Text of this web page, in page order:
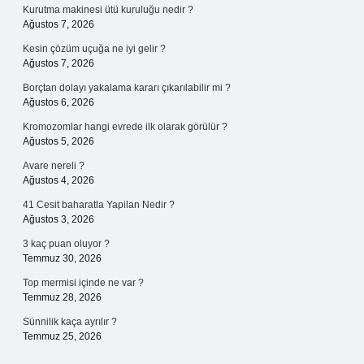
Kurutma makinesi ütü kuruluğu nedir ?
Ağustos 7, 2026
Kesin çözüm uçuğa ne iyi gelir ?
Ağustos 7, 2026
Borçtan dolayı yakalama kararı çıkarılabilir mi ?
Ağustos 6, 2026
Kromozomlar hangi evrede ilk olarak görülür ?
Ağustos 5, 2026
Avare nereli ?
Ağustos 4, 2026
41 Cesit baharatla Yapilan Nedir ?
Ağustos 3, 2026
3 kaç puan oluyor ?
Temmuz 30, 2026
Top mermisi içinde ne var ?
Temmuz 28, 2026
Sünnilik kaça ayrılır ?
Temmuz 25, 2026